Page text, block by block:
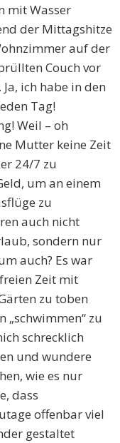
mit Wasser
der Mittagshitze
auf der
Couch vor
ich habe in den
Tag!
Weil – oh
Mutter keine Zeit
24/7 zu
um an einem
zu
auch nicht
sondern nur
auch? Es war
Zeit mit
zu toben
„schwimmen“ zu
schrecklich
und wundere
wie es nur
dass
offenbar viel
gestaltet